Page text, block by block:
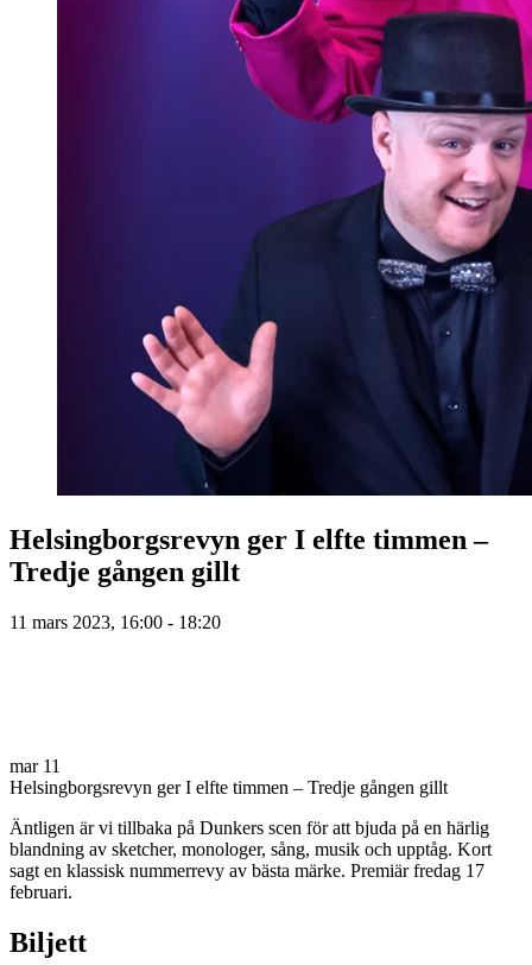
Helsingborgsrevyn ger I elfte timmen –
Tredje gången gillt
11 mars 2023, 16:00 - 18:20
mar 11
Helsingborgsrevyn ger I elfte timmen – Tredje gången gillt
Äntligen är vi tillbaka på Dunkers scen för att bjuda på en härlig
blandning av sketcher, monologer, sång, musik och upptåg. Kort
sagt en klassisk nummerrevy av bästa märke. Premiär fredag 17
februari.
Biljett